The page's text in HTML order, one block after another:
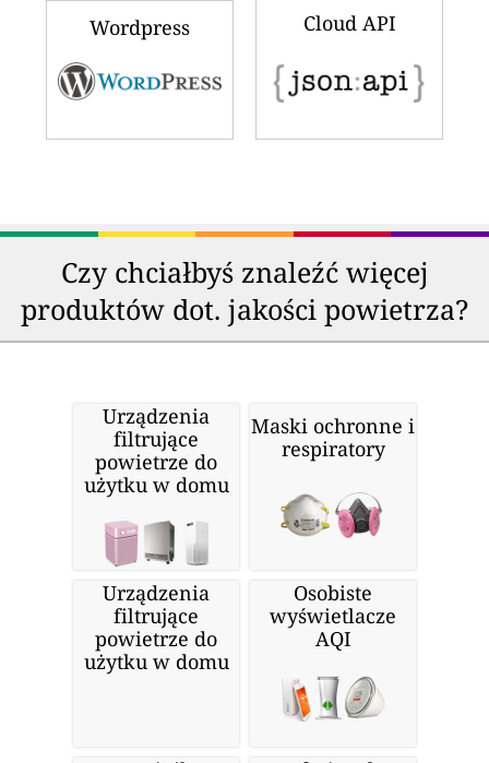
Wordpress Cloud API
Czy chciałbyś znaleźć więcej
produktów dot. jakości powietrza?
Urządzenia
filtrujące
powietrze do
użytku w domu
Maski ochronne i
respiratory
Urządzenia
filtrujące
powietrze do
użytku w domu
Osobiste
wyświetlacze
AQI